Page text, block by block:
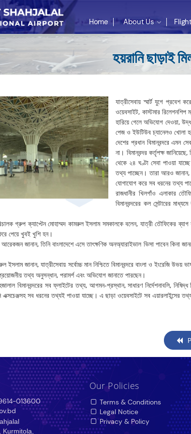
Home About Us
হয়রানি ছাড়াই
যাত্রীসেবায় স্মার্ট যুগে প্রবেশ
ওয়েবসাইট, কাস্টমার
হারিয়ে গেলে অভিযোগ দেওয়া,
পেজ ও ইউটিউব চ্যানেলও খোলা
দেশের প্রধান বিমানবন্দরে এমন
না। বিমানবন্দর কর্তৃপক্ষ
থেকে ২৪ ঘণ্টা সেবা পাওয়া
তথ্য পাচ্ছেন। তারা আরও জানান,
যোগাযোগ করে সব ধরনের তথ্য
রাজধানীর খিলগাঁও এলাকার
বিমানবন্দরের কল সেন্টারের
গ্রুপ ক্যাপ্টেন মোহাম্মদ কামরুল ইসলাম সমকালকে বলেন, যাত্রী তৌফিকের
পেয়ে খুবই খুশি হন।
জানান, তিনি বাংলাদেশে এসে তাৎক্ষণিক অনঅ্যারাইভাল ভিসা পাবেন
ইসলাম জানান, যাত্রীসেবায় সর্বোচ্চ মান নিশ্চিতে বিমানবন্দরে বাংলা ও ইংরেজি উভয়
তথ্য অনুসন্ধান, পরামর্শ এবং অভিযোগ জানাতে পারছেন।
বিমানবন্দরের সব ফ্লাইটের তথ্য, আগমন-প্রস্থান, সাধারণ নির্দেশনাবলি,
এক্সচেঞ্জসহ সব ধরনের তথ্যই পাওয়া যাচ্ছে। এ ছাড়া ওয়েবসাইটে সব এয়ারলাইন্সের
013600
Our Policies
Terms & Conditions
Legal Notice
Privacy & Policy